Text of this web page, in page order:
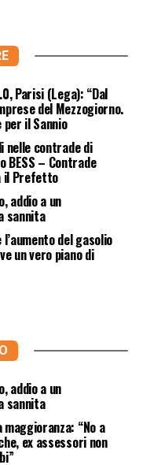
Parisi (Lega): “Dal
del Mezzogiorno.
il Sannio
nelle contrade di
BESS – Contrade
il Prefetto
addio a un
sannita
del gasolio
un vero piano di
addio a un
sannita
“No a
ex assessori non